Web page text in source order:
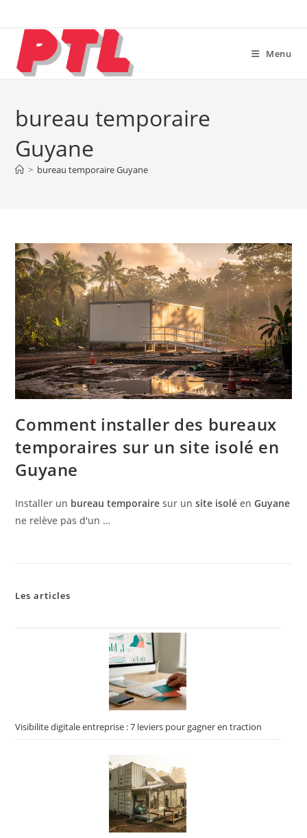
content
Menu
bureau temporaire
Guyane
> bureau temporaire Guyane
Comment installer des bureaux
temporaires sur un site isolé en
Guyane
Installer un bureau temporaire sur unsite isolé enGuyane
ne relève pas d'un …
Les articles
Visibilite digitale entreprise : 7 leviers pour gagner en traction